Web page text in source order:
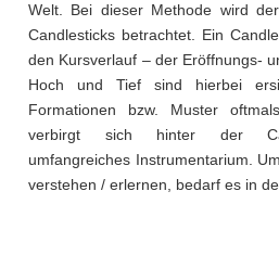
Welt. Bei dieser Methode wird
Candlesticks betrachtet. Ein
den Kursverlauf – der Eröffnungs-
Hoch und Tief sind hierbei
Formationen bzw. Muster
verbirgt sich hinter der
umfangreiches Instrumentarium.
verstehen / erlernen, bedarf es in